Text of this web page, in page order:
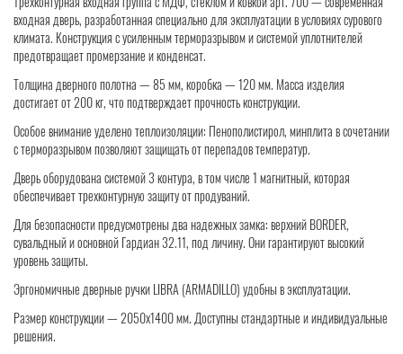
входная дверь, разработанная специально для эксплуатации в условиях сурового
климата. Конструкция с усиленным терморазрывом и системой уплотнителей
предотвращает промерзание и конденсат.
Толщина дверного полотна — 85 мм, коробка — 120 мм. Масса изделия
достигает от 200 кг, что подтверждает прочность конструкции.
Особое внимание уделено теплоизоляции: Пенополистирол, минплита в сочетании
с терморазрывом позволяют защищать от перепадов температур.
Дверь оборудована системой 3 контура, в том числе 1 магнитный, которая
обеспечивает трехконтурную защиту от продуваний.
Для безопасности предусмотрены два надежных замка: верхний BORDER,
сувальдный и основной Гардиан 32.11, под личину. Они гарантируют высокий
уровень защиты.
Эргономичные дверные ручки LIBRA (ARMADILLO) удобны в эксплуатации.
Размер конструкции — 2050х1400 мм. Доступны стандартные и индивидуальные
решения.